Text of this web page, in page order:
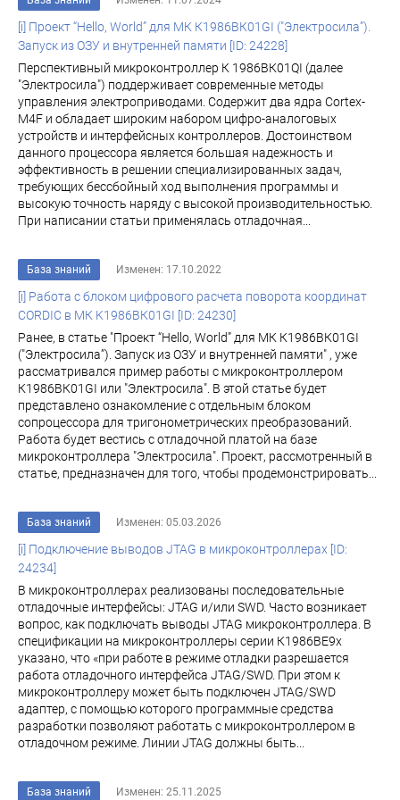
[i] Проект “Hello, World” для МК К1986ВК01GI ("Электросила”).
Запуск из ОЗУ и внутренней памяти [ID: 24228]
Перспективный микроконтроллер К 1986ВК01QI (далее
"Электросила") поддерживает современные методы
управления электроприводами. Содержит два ядра Cortex-
M4F и обладает широким набором цифро-аналоговых
устройств и интерфейсных контроллеров. Достоинством
данного процессора является большая надежность и
эффективность в решении специализированных задач,
требующих бессбойный ход выполнения программы и
высокую точность наряду с высокой производительностью.
При написании статьи применялась отладочная...
База знаний Изменен: 17.10.2022
[i] Работа с блоком цифрового расчета поворота координат
CORDIC в МК K1986ВК01GI [ID: 24230]
Ранее, в статье "Проект “Hello, World” для МК К1986ВК01GI
("Электросила”). Запуск из ОЗУ и внутренней памяти" , уже
рассматривалcя пример работы с микроконтроллером
К1986ВК01GI или "Электросила". В этой статье будет
представлено ознакомление с отдельным блоком
сопроцессора для тригонометрических преобразований.
Работа будет вестись с отладочной платой на базе
микроконтроллера "Электросила". Проект, рассмотренный в
статье, предназначен для того, чтобы продемонстрировать...
База знаний Изменен: 05.03.2026
[i] Подключение выводов JTAG в микроконтроллерах [ID:
24234]
В микроконтроллерах реализованы последовательные
отладочные интерфейсы: JTAG и/или SWD. Часто возникает
вопрос, как подключать выводы JTAG микроконтроллера. В
спецификации на микроконтроллеры серии К1986ВЕ9х
указано, что «при работе в режиме отладки разрешается
работа отладочного интерфейса JTAG/SWD. При этом к
микроконтроллеру может быть подключен JTAG/SWD
адаптер, с помощью которого программные средства
разработки позволяют работать с микроконтроллером в
отладочном режиме. Линии JTAG должны быть...
База знаний Изменен: 25.11.2025